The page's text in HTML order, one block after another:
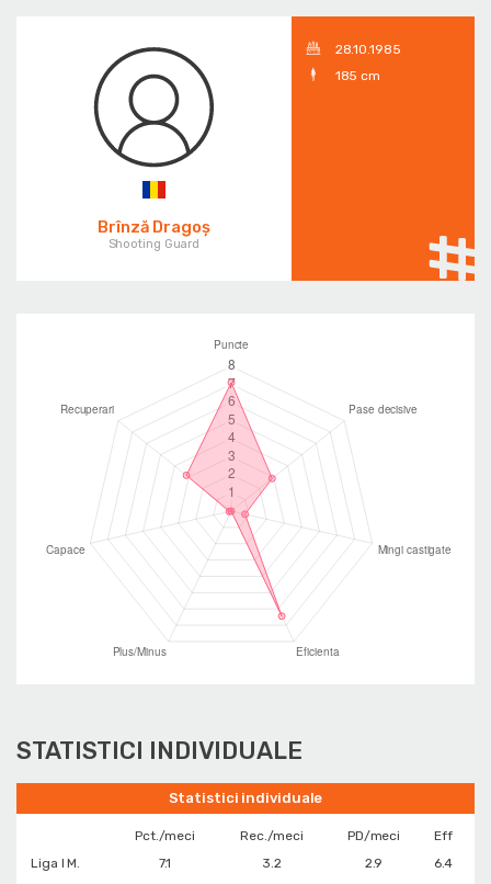
Brînză Dragoș
Shooting Guard
28.10.1985
185 cm
STATISTICI INDIVIDUALE
Statistici individuale
Pct./meci Rec./meci PD/meci
Eff
Liga I M.
7.1 3.2 2.9 6.4